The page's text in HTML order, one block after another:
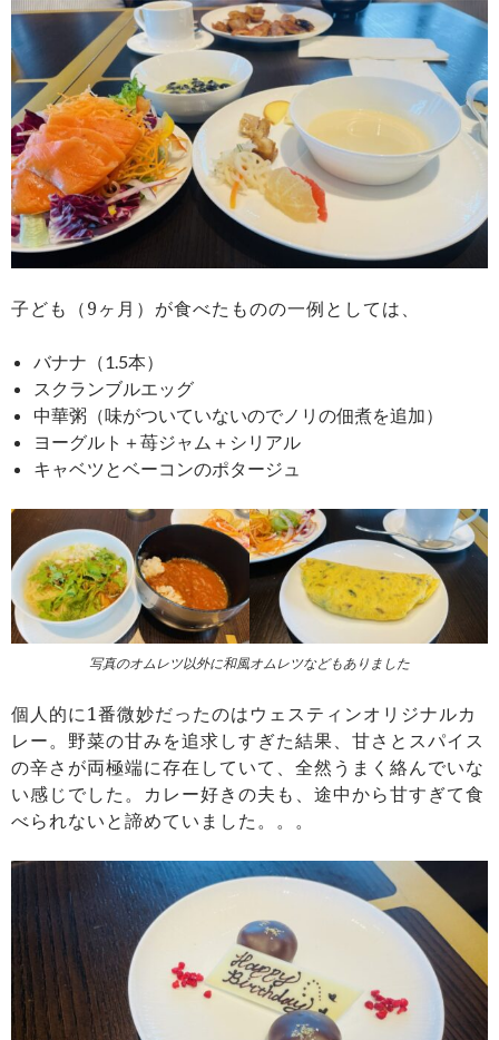
子ども（9ヶ月）が食べたものの一例としては、
バナナ（1.5本）
スクランブルエッグ
中華粥（味がついていないのでノリの佃煮を追加）
ヨーグルト＋苺ジャム＋シリアル
キャベツとベーコンのポタージュ
写真のオムレツ以外に和風オムレツなどもありました
個人的に1番微妙だったのはウェスティンオリジナルカ
レー。野菜の甘みを追求しすぎた結果、甘さとスパイス
の辛さが両極端に存在していて、全然うまく絡んでいな
い感じでした。カレー好きの夫も、途中から甘すぎて食
べられないと諦めていました。。。